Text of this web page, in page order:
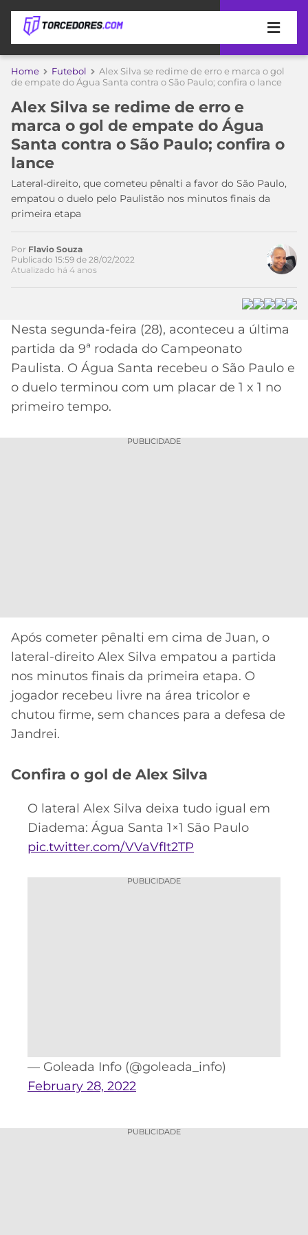
APOSTAS
DE
APOSTA
MELHORES
SITES
DE
APOSTAS
CÓDIGO
PROMOCIONAL
BETBOOM
CÓDIGO
DE
INDICAÇÃO
BET365
CÓDIGO
CASSINOS
ONLINE
2026
COPA
DO
MUNDO
TIMES
TIME
PALMEIRAS
CORINTHIANS
SÃO
PAULO
GRÊMIO
ATLÉTICO
MG
CRUZEIRO
BRASILEIRÃO
SÉRIE
LIBERTADORES
COPA
DO
BRASIL
LALIGA
MÍDIA
ESPORTIVA
MERCADO
DA
BOLA
PALPITES
Home Futebol
Alex Silva se redime de erro e marca o gol
de empate do Água Santa contra o São Paulo; confira o lance
Alex Silva se redime de erro e
marca o gol de empate do Água
Santa contra o São Paulo; confira o
lance
Lateral-direito, que cometeu pênalti a favor do São Paulo,
empatou o duelo pelo Paulistão nos minutos finais da
primeira etapa
Acesse o perfil do autor
Por Flavio Souza
Publicado 15:59 de 28/02/2022
Atualizado há 4 anos
Nesta segunda-feira (28), aconteceu a última
partida da 9ª rodada do Campeonato
Paulista. O Água Santa recebeu o São Paulo e
o duelo terminou com um placar de 1 x 1 no
primeiro tempo.
PUBLICIDADE
Após cometer pênalti em cima de Juan, o
lateral-direito Alex Silva empatou a partida
nos minutos finais da primeira etapa. O
jogador recebeu livre na área tricolor e
chutou firme, sem chances para a defesa de
Jandrei.
Confira o gol de Alex Silva
O lateral Alex Silva deixa tudo igual em
Diadema: Água Santa 1×1 São Paulo
pic.twitter.com/VVaVfIt2TP
PUBLICIDADE
— Goleada Info (@goleada_info)
February 28, 2022
PUBLICIDADE